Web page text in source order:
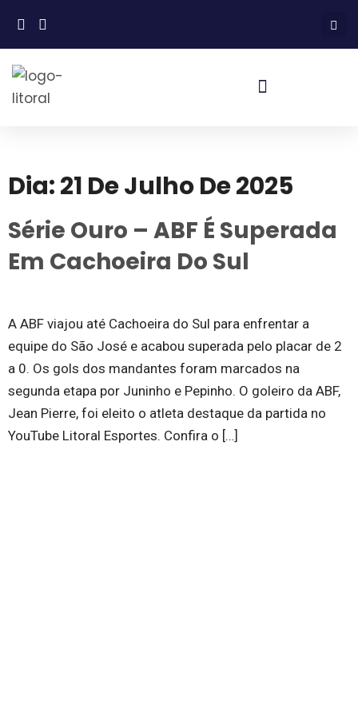
Dia:21 De Julho De 2025
Série Ouro – ABF É Superada
Em Cachoeira Do Sul
A ABF viajou até Cachoeira do Sul para enfrentar a
equipe do São José e acabou superada pelo placar de 2
a 0. Os gols dos mandantes foram marcados na
segunda etapa por Juninho e Pepinho. O goleiro da ABF,
Jean Pierre, foi eleito o atleta destaque da partida no
YouTube Litoral Esportes. Confira o […]